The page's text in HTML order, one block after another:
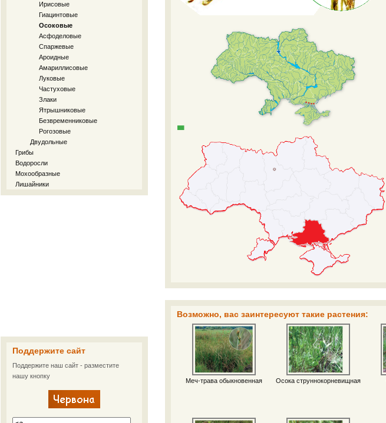
Ирисовые
Гиацинтовые
Осоковые
Асфоделовые
Спаржевые
Ароидные
Амариллисовые
Луковые
Частуховые
Злаки
Ятрышниковые
Безвременниковые
Рогозовые
Двудольные
Грибы
Водоросли
Мохообразные
Лишайники
Поддержите сайт
Поддержите наш сайт - разместите
нашу кнопку
Возможно, вас заинтересуют такие растения:
Меч-трава обыкновенная Осока струннокорневищная